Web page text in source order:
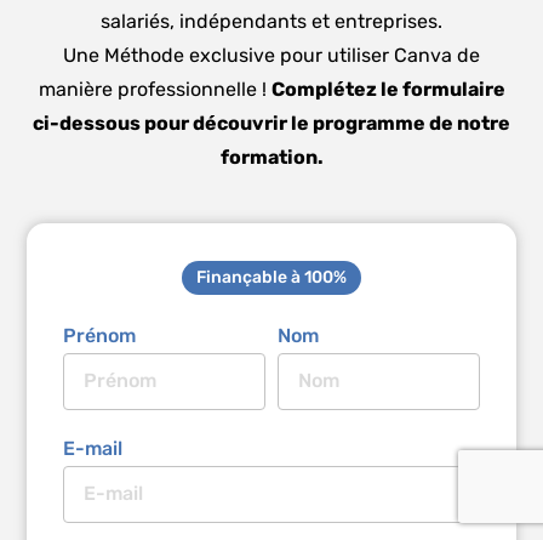
salariés, indépendants et entreprises.
Une Méthode exclusive pour utiliser Canva de
manière professionnelle ! Complétez le formulaire
ci-dessous pour découvrir le programme de notre
formation.
Finançable à 100%
Prénom Nom
E-mail